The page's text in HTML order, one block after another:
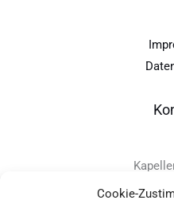
Cookie-D-